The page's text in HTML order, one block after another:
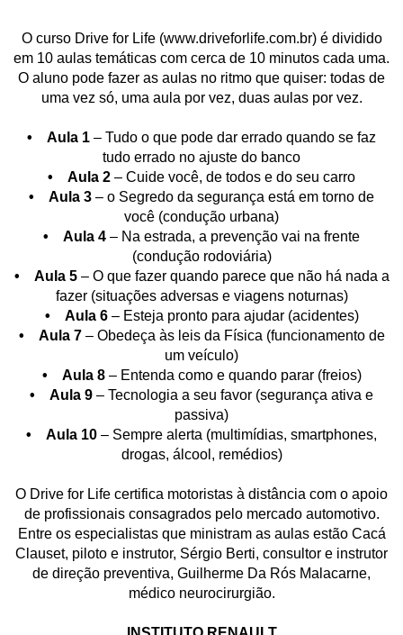
O curso Drive for Life (www.driveforlife.com.br) é dividido
em 10 aulas temáticas com cerca de 10 minutos cada uma.
O aluno pode fazer as aulas no ritmo que quiser: todas de
uma vez só, uma aula por vez, duas aulas por vez.
• Aula 1 – Tudo o que pode dar errado quando se faz
tudo errado no ajuste do banco
• Aula 2 – Cuide você, de todos e do seu carro
• Aula 3 – o Segredo da segurança está em torno de
você (condução urbana)
• Aula 4 – Na estrada, a prevenção vai na frente
(condução rodoviária)
• Aula 5– O que fazer quando parece que não há nada a
fazer (situações adversas e viagens noturnas)
• Aula 6– Esteja pronto para ajudar (acidentes)
• Aula 7– Obedeça às leis da Física (funcionamento de
um veículo)
• Aula 8– Entenda como e quando parar (freios)
• Aula 9 – Tecnologia a seu favor (segurança ativa e
passiva)
• Aula 10 – Sempre alerta (multimídias, smartphones,
drogas, álcool, remédios)
O Drive for Life certifica motoristas à distância com o apoio
de profissionais consagrados pelo mercado automotivo.
Entre os especialistas que ministram as aulas estão Cacá
Clauset, piloto e instrutor, Sérgio Berti, consultor e instrutor
de direção preventiva, Guilherme Da Rós Malacarne,
médico neurocirurgião.